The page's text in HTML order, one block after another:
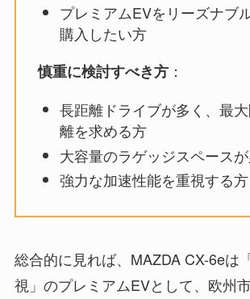
プレミアムEVをリーズナブ
購入したい方
慎重に検討すべき方：
長距離ドライブが多く、最
離を求める方
大容量のラゲッジスペース
強力な加速性能を重視する方
総合的に見れば、MAZDA CX-6eは
視」のプレミアムEVとして、欧州